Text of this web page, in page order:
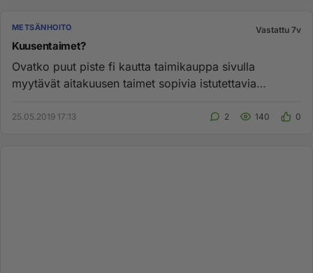
METSÄNHOITO Vastattu 7v
Kuusentaimet?
Ovatko puut piste fi kautta taimikauppa sivulla
myytävät aitakuusen taimet sopivia istutettavia
25.05.2019 17:13 2 140 0